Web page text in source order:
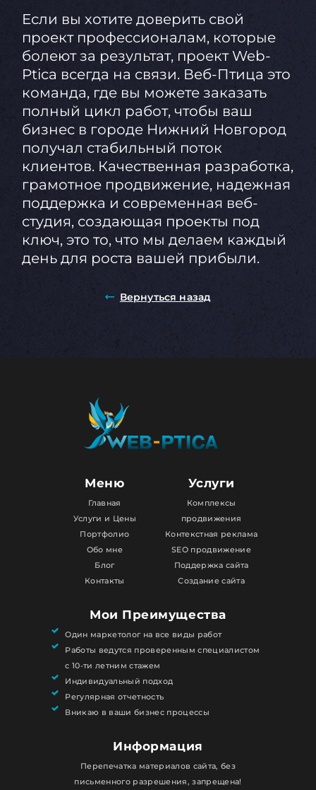
Если вы хотите доверить свой
проект профессионалам, которые
болеют за результат, проект Web-
Ptica всегда на связи. Веб-Птица это
команда, где вы можете заказать
полный цикл работ, чтобы ваш
бизнес в городе Нижний Новгород
получал стабильный поток
клиентов. Качественная разработка,
грамотное продвижение, надежная
поддержка и современная веб-
студия, создающая проекты под
ключ, это то, что мы делаем каждый
день для роста вашей прибыли.
Вернуться назад
Меню
Главная
Услуги и Цены
Портфолио
Обо мне
Блог
Контакты
Услуги
Комплексы
продвижения
Контекстная реклама
SEO продвижение
Поддержка сайта
Создание сайта
Мои Преимущества
Один маркетолог на все виды работ
Работы ведутся проверенным специалистом
с 10-ти летним стажем
Индивидуальный подход
Регулярная отчетность
Вникаю в ваши бизнес процессы
Информация
Перепечатка материалов сайта, без
письменного разрешения, запрещена!